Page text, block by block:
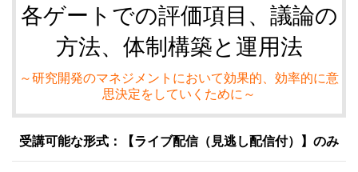
各ゲートでの評価項目、議論の
方法、体制構築と運用法
～研究開発のマネジメントにおいて効果的、効率的に意
思決定をしていくために～
受講可能な形式：【ライブ配信（見逃し配信付）】 のみ